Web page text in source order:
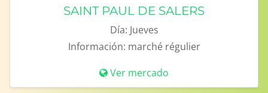
SAINT PAUL DE SALERS
Día: Jueves
Información: marché régulier
Ver mercado